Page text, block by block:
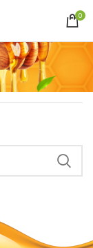
0